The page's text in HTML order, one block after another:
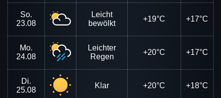
So.
23.08
Leicht
bewölkt
+19°C +17°C
Mo.
24.08
Leichter
Regen
+20°C +17°C
Di.
25.08
Klar +20°C +18°C